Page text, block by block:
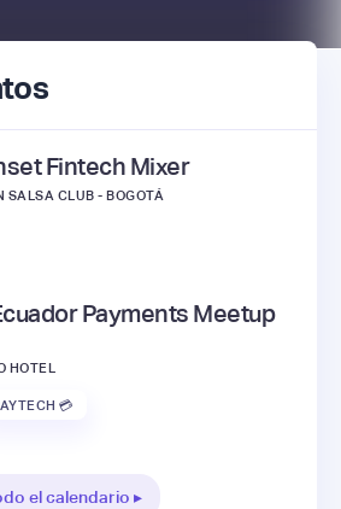
Fintech Mixer
SALSA CLUB - BOGOTÁ
Payments Meetup
HOTEL
💳
el calendario ▸